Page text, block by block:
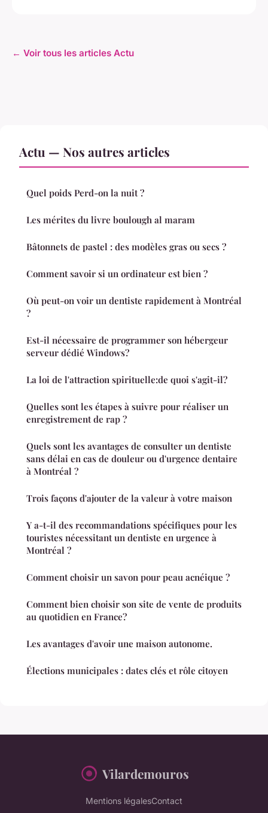
← Voir tous les articles Actu
Actu — Nos autres articles
Quel poids Perd-on la nuit ?
Les mérites du livre boulough al maram
Bâtonnets de pastel : des modèles gras ou secs ?
Comment savoir si un ordinateur est bien ?
Où peut-on voir un dentiste rapidement à Montréal
?
Est-il nécessaire de programmer son hébergeur
serveur dédié Windows?
La loi de l'attraction spirituelle:de quoi s'agit-il?
Quelles sont les étapes à suivre pour réaliser un
enregistrement de rap ?
Quels sont les avantages de consulter un dentiste
sans délai en cas de douleur ou d'urgence dentaire
à Montréal ?
Trois façons d'ajouter de la valeur à votre maison
Y a-t-il des recommandations spécifiques pour les
touristes nécessitant un dentiste en urgence à
Montréal ?
Comment choisir un savon pour peau acnéique ?
Comment bien choisir son site de vente de produits
au quotidien en France?
Les avantages d'avoir une maison autonome.
Élections municipales : dates clés et rôle citoyen
Vilardemouros
Mentions légalesContact